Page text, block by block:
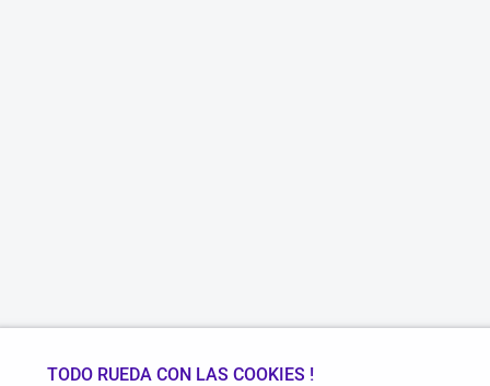
TODO RUEDA CON LAS COOKIES !